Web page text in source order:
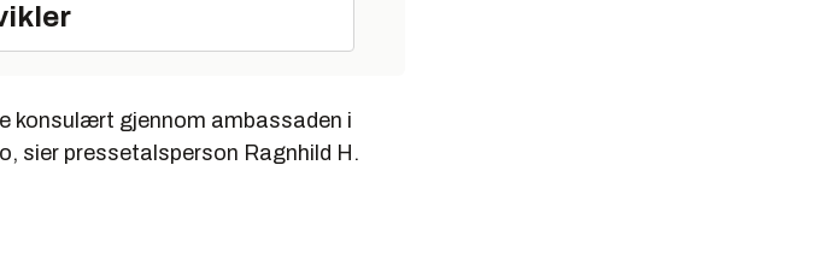
konsulært gjennom ambassaden i
sier pressetalsperson Ragnhild H.